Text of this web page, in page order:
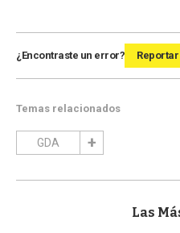
¿Encontraste un error? Reportar
Temas relacionados
GDA
Las